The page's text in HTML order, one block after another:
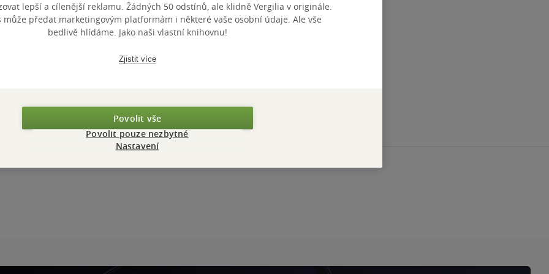
lepší a cílenější reklamu. Žádných 50 odstínů, ale klidně Vergilia v originále.
může předat marketingovým platformám i některé vaše osobní údaje. Ale vše
bedlivě hlídáme. Jako naši vlastní knihovnu!
Zjistit více
Povolit vše
Povolit pouze nezbytné
Nastavení